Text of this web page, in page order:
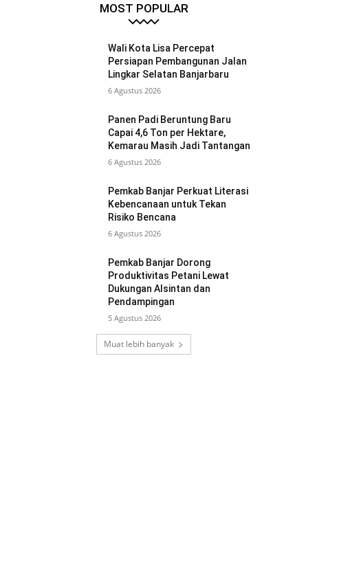
MOST POPULAR
Wali Kota Lisa Percepat
Persiapan Pembangunan Jalan
Lingkar Selatan Banjarbaru
6 Agustus 2026
Panen Padi Beruntung Baru
Capai 4,6 Ton per Hektare,
Kemarau Masih Jadi Tantangan
6 Agustus 2026
Pemkab Banjar Perkuat Literasi
Kebencanaan untuk Tekan
Risiko Bencana
6 Agustus 2026
Pemkab Banjar Dorong
Produktivitas Petani Lewat
Dukungan Alsintan dan
Pendampingan
5 Agustus 2026
Muat lebih banyak